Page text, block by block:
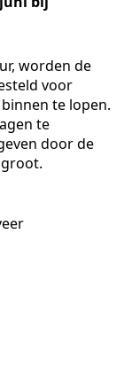
worden de
voor
te lopen.
te
door de